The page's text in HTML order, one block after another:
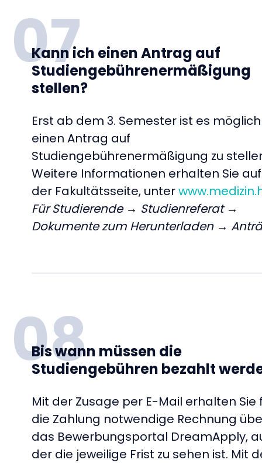
07
Kann ich einen Antrag auf
Studiengebührenermäßigung
stellen?
Erst ab dem 3. Semester ist es möglich
einen Antrag auf
Studiengebührenermäßigung zu
Weitere Informationen erhalten Sie auf
der Fakultätsseite, unter
Für Studierende → Studienreferat →
Dokumente zum Herunterladen →
08
Bis wann müssen die
Studiengebühren bezahlt
Mit der Zusage per E-Mail erhalten Sie
die Zahlung notwendige Rechnung
das Bewerbungsportal DreamApply,
der die jeweilige Frist zu sehen ist. Mit